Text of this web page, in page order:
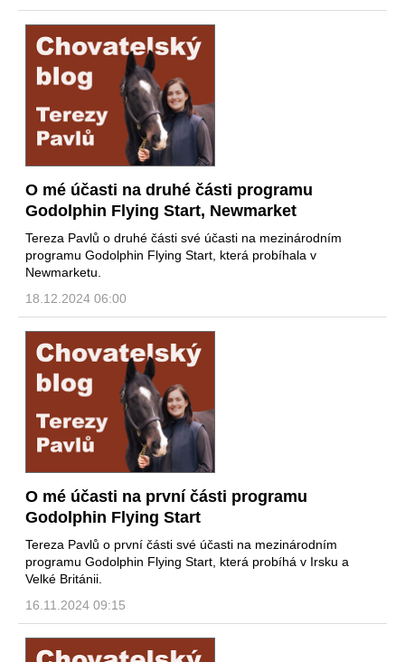
O mé účasti na druhé části programu
Godolphin Flying Start, Newmarket
Tereza Pavlů o druhé části své účasti na mezinárodním
programu Godolphin Flying Start, která probíhala v
Newmarketu.
18.12.2024 06:00
O mé účasti na první části programu
Godolphin Flying Start
Tereza Pavlů o první části své účasti na mezinárodním
programu Godolphin Flying Start, která probíhá v Irsku a
Velké Británii.
16.11.2024 09:15